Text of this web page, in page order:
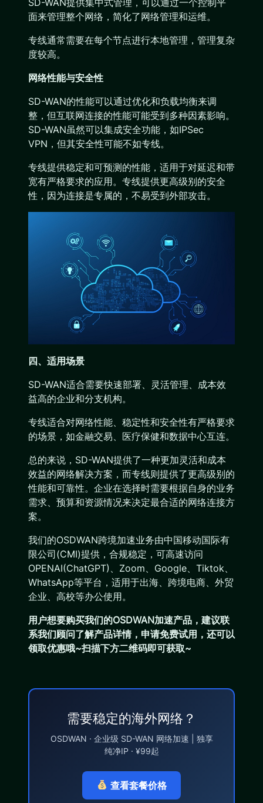
面来管理整个网络，简化了网络管理和运维。
专线通常需要在每个节点进行本地管理，管理复杂
度较高。
网络性能与安全性
SD-WAN的性能可以通过优化和负载均衡来调
整，但互联网连接的性能可能受到多种因素影响。
SD-WAN虽然可以集成安全功能，如IPSec
VPN，但其安全性可能不如专线。
专线提供稳定和可预测的性能，适用于对延迟和带
宽有严格要求的应用。专线提供更高级别的安全
性，因为连接是专属的，不易受到外部攻击。
四、适用场景
SD-WAN适合需要快速部署、灵活管理、成本效
益高的企业和分支机构。
专线适合对网络性能、稳定性和安全性有严格要求
的场景，如金融交易、医疗保健和数据中心互连。
总的来说，SD-WAN提供了一种更加灵活和成本
效益的网络解决方案，而专线则提供了更高级别的
性能和可靠性。企业在选择时需要根据自身的业务
需求、预算和资源情况来决定最合适的网络连接方
案。
我们的OSDWAN跨境加速业务由中国移动国际有
限公司(CMI)提供，合规稳定，可高速访问
OPENAI(ChatGPT)、Zoom、Google、Tiktok、
WhatsApp等平台，适用于出海、跨境电商、外贸
企业、高校等办公使用。
用户想要购买我们的OSDWAN加速产品，建议联
系我们顾问了解产品详情，申请免费试用，还可以
领取优惠哦~扫描下方二维码即可获取~
需要稳定的海外网络？
OSDWAN · 企业级 SD-WAN 网络加速 | 独享
纯净IP · ¥99起
查看套餐价格